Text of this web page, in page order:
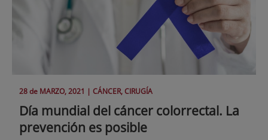
28 de MARZO, 2021 | CÁNCER, CIRUGÍA
Día mundial del cáncer colorrectal. La
prevención es posible